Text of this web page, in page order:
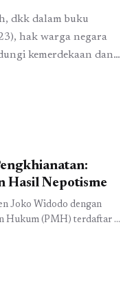
dkk dalam buku
hak warga negara
kemerdekaan dan
budaya, yang
dalam Undang-
Hasil Nepotisme
Joko Widodo dengan
Hukum (PMH) terdaftar di
Gugatan tersebut